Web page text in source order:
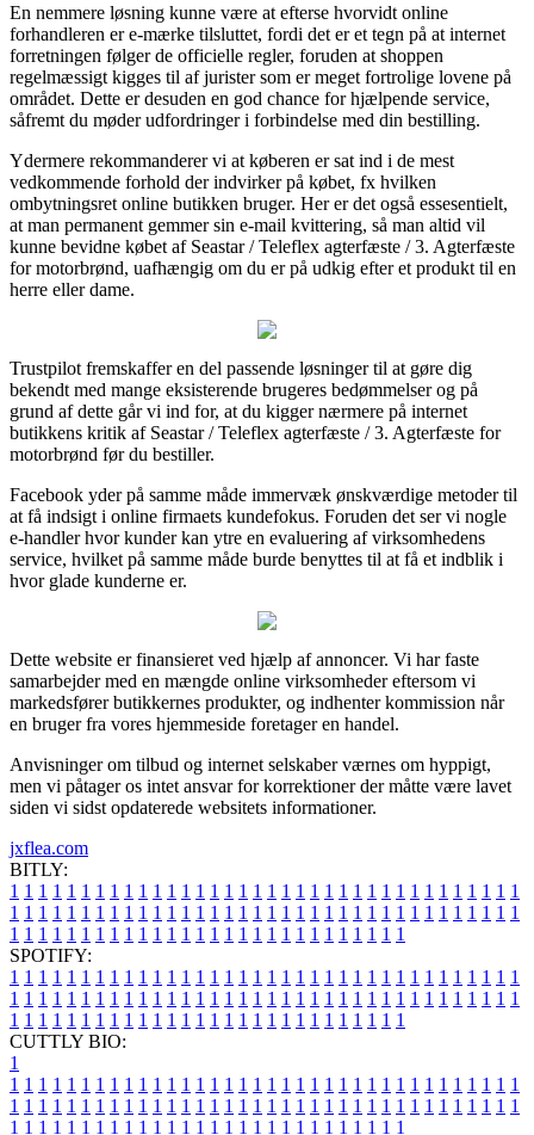
En nemmere løsning kunne være at efterse hvorvidt online
forhandleren er e-mærke tilsluttet, fordi det er et tegn på at internet
forretningen følger de officielle regler, foruden at shoppen
regelmæssigt kigges til af jurister som er meget fortrolige lovene på
området. Dette er desuden en god chance for hjælpende service,
såfremt du møder udfordringer i forbindelse med din bestilling.
Ydermere rekommanderer vi at køberen er sat ind i de mest
vedkommende forhold der indvirker på købet, fx hvilken
ombytningsret online butikken bruger. Her er det også essesentielt,
at man permanent gemmer sin e-mail kvittering, så man altid vil
kunne bevidne købet af Seastar / Teleflex agterfæste / 3. Agterfæste
for motorbrønd, uafhængig om du er på udkig efter et produkt til en
herre eller dame.
Trustpilot fremskaffer en del passende løsninger til at gøre dig
bekendt med mange eksisterende brugeres bedømmelser og på
grund af dette går vi ind for, at du kigger nærmere på internet
butikkens kritik af Seastar / Teleflex agterfæste / 3. Agterfæste for
motorbrønd før du bestiller.
Facebook yder på samme måde immervæk ønskværdige metoder til
at få indsigt i online firmaets kundefokus. Foruden det ser vi nogle
e-handler hvor kunder kan ytre en evaluering af virksomhedens
service, hvilket på samme måde burde benyttes til at få et indblik i
hvor glade kunderne er.
Dette website er finansieret ved hjælp af annoncer. Vi har faste
samarbejder med en mængde online virksomheder eftersom vi
markedsfører butikkernes produkter, og indhenter kommission når
en bruger fra vores hjemmeside foretager en handel.
Anvisninger om tilbud og internet selskaber værnes om hyppigt,
men vi påtager os intet ansvar for korrektioner der måtte være lavet
siden vi sidst opdaterede websitets informationer.
jxflea.com
BITLY:
1 1 1 1 1 1 1 1 1 1 1 1 1 1 1 1 1 1 1 1 1 1 1 1 1 1 1 1 1 1 1 1 1 1 1 1
1 1 1 1 1 1 1 1 1 1 1 1 1 1 1 1 1 1 1 1 1 1 1 1 1 1 1 1 1 1 1 1 1 1 1 1
1 1 1 1 1 1 1 1 1 1 1 1 1 1 1 1 1 1 1 1 1 1 1 1 1 1 1 1
SPOTIFY:
1 1 1 1 1 1 1 1 1 1 1 1 1 1 1 1 1 1 1 1 1 1 1 1 1 1 1 1 1 1 1 1 1 1 1 1
1 1 1 1 1 1 1 1 1 1 1 1 1 1 1 1 1 1 1 1 1 1 1 1 1 1 1 1 1 1 1 1 1 1 1 1
1 1 1 1 1 1 1 1 1 1 1 1 1 1 1 1 1 1 1 1 1 1 1 1 1 1 1 1
CUTTLY BIO:
1
1 1 1 1 1 1 1 1 1 1 1 1 1 1 1 1 1 1 1 1 1 1 1 1 1 1 1 1 1 1 1 1 1 1 1 1
1 1 1 1 1 1 1 1 1 1 1 1 1 1 1 1 1 1 1 1 1 1 1 1 1 1 1 1 1 1 1 1 1 1 1 1
1 1 1 1 1 1 1 1 1 1 1 1 1 1 1 1 1 1 1 1 1 1 1 1 1 1 1 1